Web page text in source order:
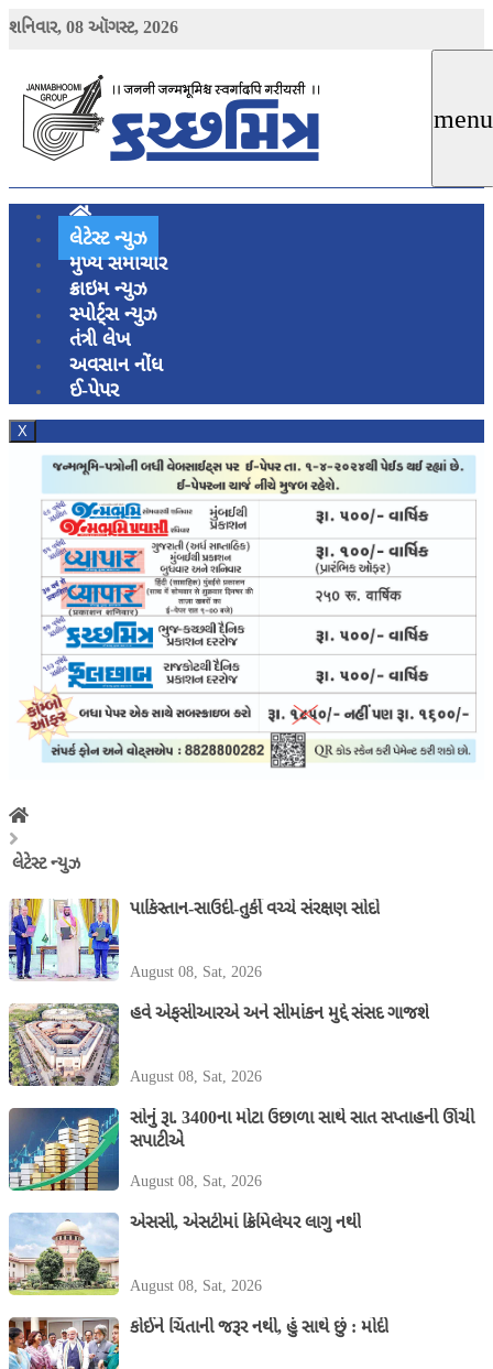
શનિવાર, 08 ઑગસ્ટ, 2026
menu
લેટેસ્ટ ન્યુઝ
મુખ્ય સમાચાર
ક્રાઇમ ન્યુઝ
સ્પોર્ટ્સ ન્યુઝ
તંત્રી લેખ
અવસાન નોંધ
ઈ-પેપર
X
લેટેસ્ટ ન્યુઝ
પાકિસ્તાન-સાઉદી-તુર્કી વચ્ચે સંરક્ષણ સોદો
August 08, Sat, 2026
હવે એફસીઆરએ અને સીમાંકન મુદ્દે સંસદ ગાજશે
August 08, Sat, 2026
સોનું રૂા. 3400ના મોટા ઉછાળા સાથે સાત સપ્તાહની ઊંચી
સપાટીએ
August 08, Sat, 2026
એસસી, એસટીમાં ક્રિમિલેયર લાગુ નથી
August 08, Sat, 2026
કોઈને ચિંતાની જરૂર નથી, હું સાથે છું : મોદી